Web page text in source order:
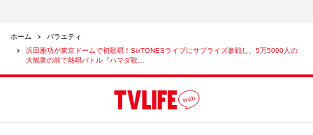
ホーム
バラエティ
浜田雅功が東京ドームで初歌唱！SixTONESライブにサプライズ参戦し、5万5000人の
大観衆の前で熱唱バトル『ハマダ歌…